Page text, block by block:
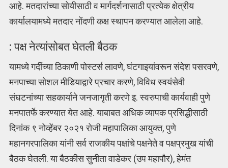
आहे. मतदारांच्या सोयीसाठी व मार्गदर्शनासाठी प्रत्येक क्षेत्रीय
कार्यालयामध्ये मतदार नोंदणी कक्ष स्थापन करण्यात आलेला आहे.
: पक्ष नेत्यांसोबत घेतली बैठक
यामध्ये गर्दीच्या ठिकाणी पोस्टर्स लावणे, घंटगाइयांवरून संदेश पसरवणे,
मनपाच्या सोशल मीडियाद्वारे प्रचार करणे, विविध स्वयंसेवी
संघटनांच्या सहकार्याने जनजागृती करणे इ. स्वरुपाची कार्यवाही पुणे
मनपातर्फे करण्यात येत आहे. याबाबत अधिक व्यापक प्रसिद्धीसाठी
दिनांक ९ नोव्हेंबर २०२१ रोजी महापालिका आयुक्त, पुणे
महानगरपालिका यांनी सर्व राजकीय पक्षांचे पक्षनेते व पक्षप्रमुख यांची
बैठक घेतली. या बैठकीस सुनीता वाडेकर (उप महापौर), हेमंत